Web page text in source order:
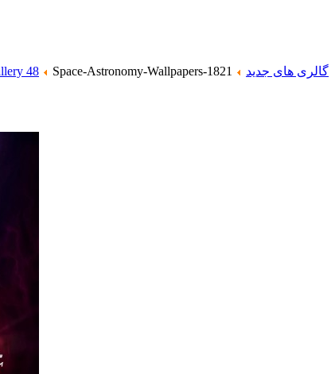
گالری های جدید 48 Space-Astronomy-Wallpapers-1821